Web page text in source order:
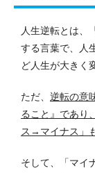
人生逆転とは、
する言葉で、人
ど人生が大きく
ただ、 逆転の意
ること』であり
ス→マイナス」
そして、「マイ